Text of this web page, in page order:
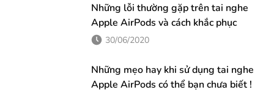
Những lỗi thường gặp trên tai nghe
Apple AirPods và cách khắc phục
30/06/2020
Những mẹo hay khi sử dụng tai nghe
Apple AirPods có thể bạn chưa biết !